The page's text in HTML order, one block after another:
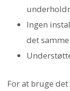
Ingen
det
For at bruge